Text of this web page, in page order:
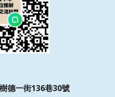
德一街136巷30號